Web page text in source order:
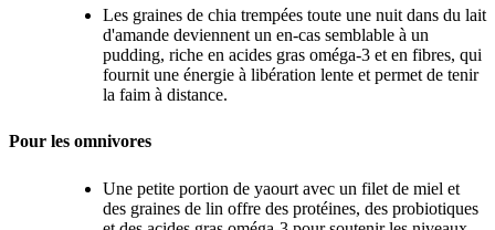
Les graines de chia trempées toute une nuit dans du lait
d'amande deviennent un en-cas semblable à un
pudding, riche en acides gras oméga-3 et en fibres, qui
fournit une énergie à libération lente et permet de tenir
la faim à distance.
Pour les omnivores
Une petite portion de yaourt avec un filet de miel et
des graines de lin offre des protéines, des probiotiques